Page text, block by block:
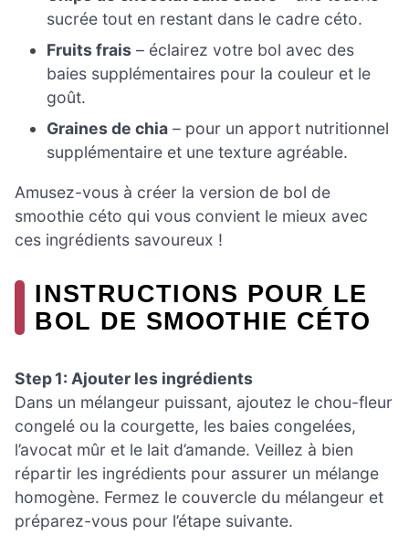
sucrée tout en restant dans le cadre céto.
Fruits frais – éclairez votre bol avec des
baies supplémentaires pour la couleur et le
goût.
Graines de chia – pour un apport nutritionnel
supplémentaire et une texture agréable.
Amusez-vous à créer la version de bol de
smoothie céto qui vous convient le mieux avec
ces ingrédients savoureux !
INSTRUCTIONS POUR LE
BOL DE SMOOTHIE CÉTO
Step 1: Ajouter les ingrédients
Dans un mélangeur puissant, ajoutez le chou-fleur
congelé ou la courgette, les baies congelées,
l’avocat mûr et le lait d’amande. Veillez à bien
répartir les ingrédients pour assurer un mélange
homogène. Fermez le couvercle du mélangeur et
préparez-vous pour l’étape suivante.